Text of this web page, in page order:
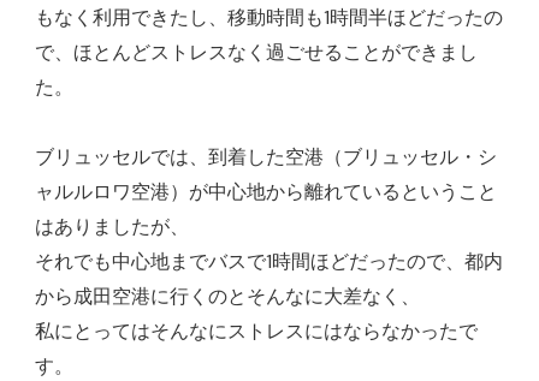
もなく利用できたし、移動時間も1時間半ほどだったの
で、ほとんどストレスなく過ごせることができまし
た。
ブリュッセルでは、到着した空港（ブリュッセル・シ
ャルルロワ空港）が中心地から離れているということ
はありましたが、
それでも中心地までバスで1時間ほどだったので、都内
から成田空港に行くのとそんなに大差なく、
私にとってはそんなにストレスにはならなかったで
す。